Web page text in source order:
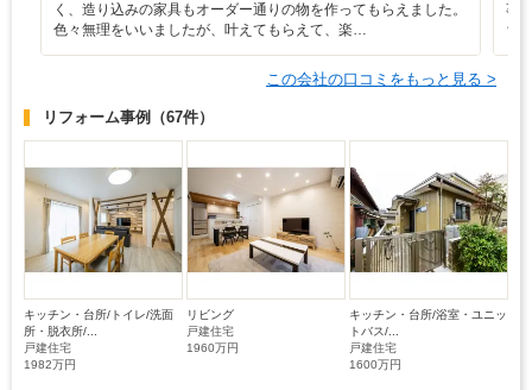
く、造り込みの家具もオーダー通りの物を作ってもらえました。
色々無理をいいましたが、叶えてもらえて、楽…
事
ち
この会社の口コミをもっと見る >
リフォーム事例 （67件）
キッチン・台所/トイレ/洗面
所・脱衣所/...
戸建住宅
1982万円
リビング
戸建住宅
1960万円
キッチン・台所/浴室・ユニッ
トバス/...
戸建住宅
1600万円